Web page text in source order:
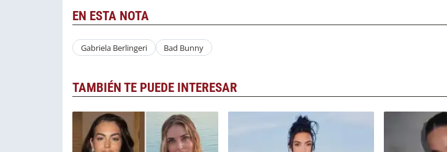
EN ESTA NOTA
Gabriela Berlingeri Bad Bunny
TAMBIÉN TE PUEDE INTERESAR